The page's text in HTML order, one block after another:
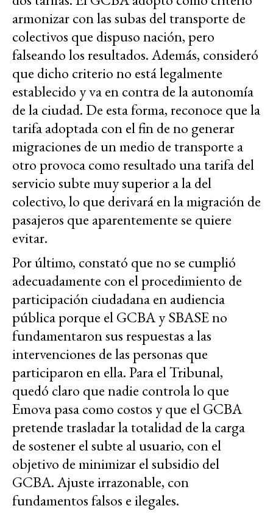
armonizar con las subas del transporte de
colectivos que dispuso nación, pero
falseando los resultados. Además, consideró
que dicho criterio no está legalmente
establecido y va en contra de la autonomía
de la ciudad. De esta forma, reconoce que la
tarifa adoptada con el fin de no generar
migraciones de un medio de transporte a
otro provoca como resultado una tarifa del
servicio subte muy superior a la del
colectivo, lo que derivará en la migración de
pasajeros que aparentemente se quiere
evitar.
Por último, constató que no se cumplió
adecuadamente con el procedimiento de
participación ciudadana en audiencia
pública porque el GCBA y SBASE no
fundamentaron sus respuestas a las
intervenciones de las personas que
participaron en ella. Para el Tribunal,
quedó claro que nadie controla lo que
Emova pasa como costos y que el GCBA
pretende trasladar la totalidad de la carga
de sostener el subte al usuario, con el
objetivo de minimizar el subsidio del
GCBA. Ajuste irrazonable, con
fundamentos falsos e ilegales.